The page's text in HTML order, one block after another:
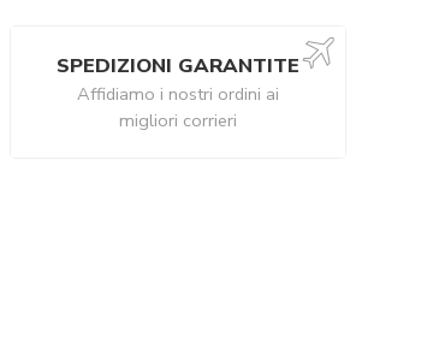
SPEDIZIONI GARANTITE
Affidiamo i nostri ordini ai
migliori corrieri